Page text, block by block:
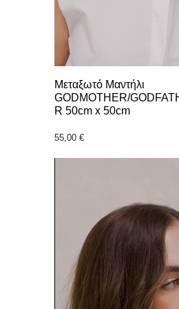
Μεταξωτό Μαντήλι
GODMOTHER/
R 50cm x 50cm
55,00 €